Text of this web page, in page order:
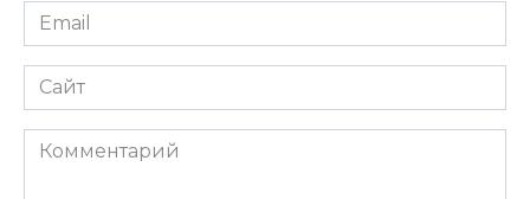
Email
*
Сайт
Комментарий